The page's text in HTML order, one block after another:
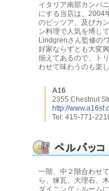
イタリア南部カンパ
にする当店は、2004
のピッツア、及びカ
ン料理で人気を博し
Lindgrenさん監修の
好家ならずとも大変
揃えてあるので、ト
わせて味わうのも楽し
A16
2355 Chestnut
http://
Tel: 415-771-
一階、中２階合わせ
ら、煉瓦、大理石、
ダイニング・ルーム